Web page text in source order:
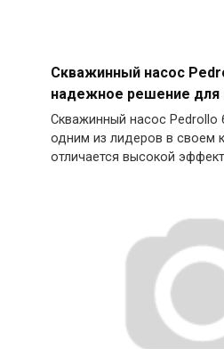
Скважинный насос
надежное решение для
Скважинный насос Pedrollo
одним из лидеров в своем
отличается высокой